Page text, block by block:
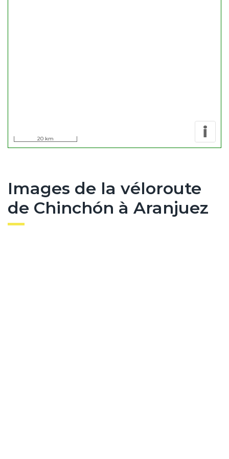
i
20 km
Images de la véloroute
de Chinchón à Aranjuez